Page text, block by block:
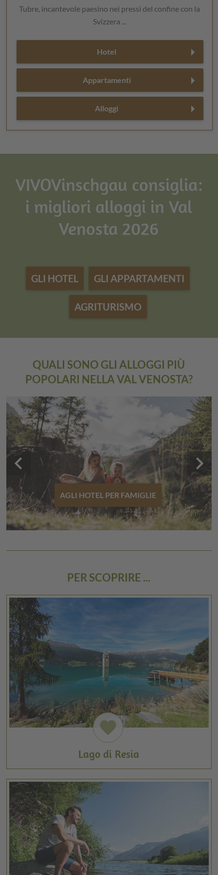
Tubre, incantevole paesino nei pressi del confine con la
Svizzera ...
Hotel
Appartamenti
Alloggi
VIVOVinschgau consiglia:
i migliori alloggi in Val
Venosta 2026
GLI HOTEL GLI APPARTAMENTI
AGRITURISMO
QUALI SONO GLI ALLOGGI PIÙ
POPOLARI NELLA VAL VENOSTA?
AGLI HOTEL PER FAMIGLIE
keyboard_arrow_left keyboard_arrow_right
PER SCOPRIRE ...
favorite
Lago di Resia